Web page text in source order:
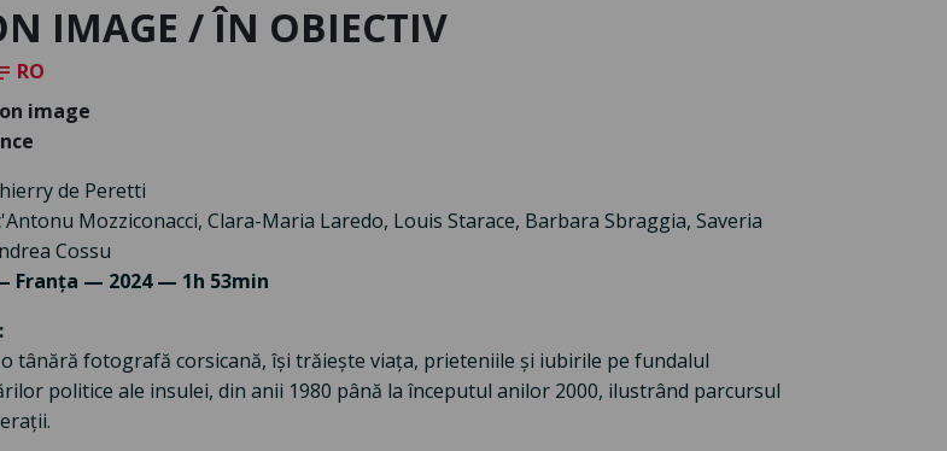
IMAGE / ÎN OBIECTIV
RO
image
de Peretti
Mozziconacci, Clara-Maria Laredo, Louis Starace, Barbara Sbraggia, Saveria
Cossu
Franța — 2024 — 1h 53min
tânără fotografă corsicană, își trăiește viața, prieteniile și iubirile pe fundalul
politice ale insulei, din anii 1980 până la începutul anilor 2000, ilustrând parcursul